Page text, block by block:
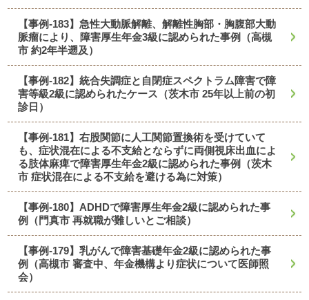
【事例-183】急性大動脈解離、解離性胸部・胸腹部大動
脈瘤により、障害厚生年金3級に認められた事例（高槻
市 約2年半遡及）
【事例-182】統合失調症と自閉症スペクトラム障害で障
害等級2級に認められたケース（茨木市 25年以上前の初
診日）
【事例-181】右股関節に人工関節置換術を受けていて
も、症状混在による不支給とならずに両側視床出血によ
る肢体麻痺で障害厚生年金2級に認められた事例（茨木
市 症状混在による不支給を避ける為に対策）
【事例-180】ADHDで障害厚生年金2級に認められた事
例（門真市 再就職が難しいとご相談）
【事例-179】乳がんで障害基礎年金2級に認められた事
例（高槻市 審査中、年金機構より症状について医師照
会）